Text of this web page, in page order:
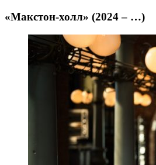
«Макстон-холл» (2024 – …)